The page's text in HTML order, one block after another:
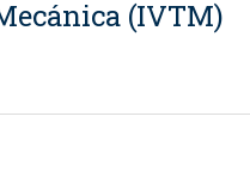
(IVTM)